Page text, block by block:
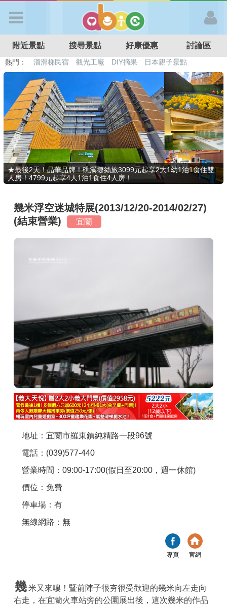
APP登入
首 頁
搜尋景點
好康優惠
最新消息
最新留言
聯絡我們
APP下載
附近景點 搜尋景點 好康優惠 討論區
熱門： 溜滑梯民宿 觀光工廠 DIY摘果
日本親子景點
特色遊戲場
親子住房優惠 台北親子餐廳 溫泉泡湯SPA
★最後2天！晶華品牌！礁溪捷絲旅3099元起享2大1幼1泊1食住雙
人房！4799元起享4人1泊1食住4人房！
幾米浮空迷城特展(2013/12/20-2014/02/27)
(結束營業)
宜蘭
地址：宜蘭市羅東鎮純精路一段96號
電話：(039)577-440
營業時間：09:00-17:00(假日至20:00，週一休館)
價位：免費
停車場：有
無線網路：無
專頁 官網
幾米又來嘍！暨前陣子很夯很受歡迎的幾米向左走向
右走，在宜蘭火車站旁的公園展出後，這次幾米的作品